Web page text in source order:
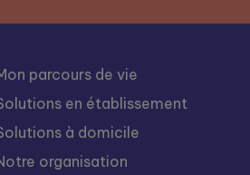
parcours de vie
en établissement
à domicile
organisation